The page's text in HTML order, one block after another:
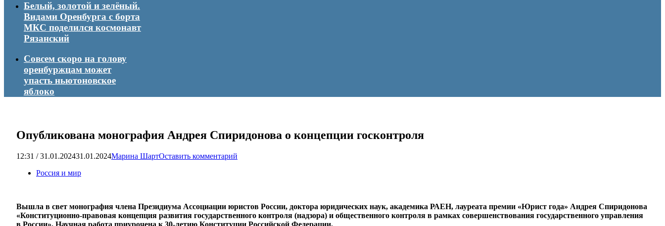
Белый, золотой и зелёный.
Видами Оренбурга с борта
МКС поделился космонавт
Рязанский
Совсем скоро на голову
оренбуржцам может
упасть ньютоновское
яблоко
Опубликована монография Андрея Спиридонова о концепции госконтроля
12:31 / 31.01.202431.01.2024Марина ШартОставить комментарий
Россия и мир
Вышла в свет монография члена Президиума Ассоциации юристов России, доктора юридических наук, академика РАЕН, лауреата премии «Юрист года» Андрея Спиридонова
«Конституционно-правовая концепция развития государственного контроля (надзора) и общественного контроля в рамках совершенствования государственного управления
в России». Научная работа приурочена к 30-летию Конституции Российской Федерации.